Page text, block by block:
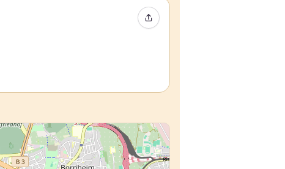
イベントをシェア